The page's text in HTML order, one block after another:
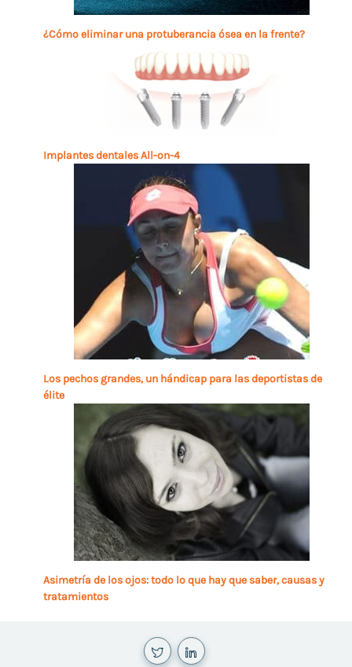
¿Cómo eliminar una protuberancia ósea en la frente?
Implantes dentales All-on-4
Los pechos grandes, un hándicap para las deportistas de
élite
Asimetría de los ojos: todo lo que hay que saber, causas y
tratamientos